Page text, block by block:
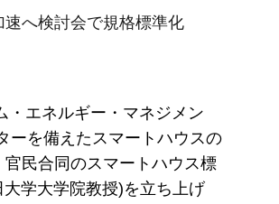
へ検討会で規格標準化
・エネルギー・マネジメン
ーを備えたスマートハウスの
民合同のスマートハウス標
学大学院教授)を立ち上げ